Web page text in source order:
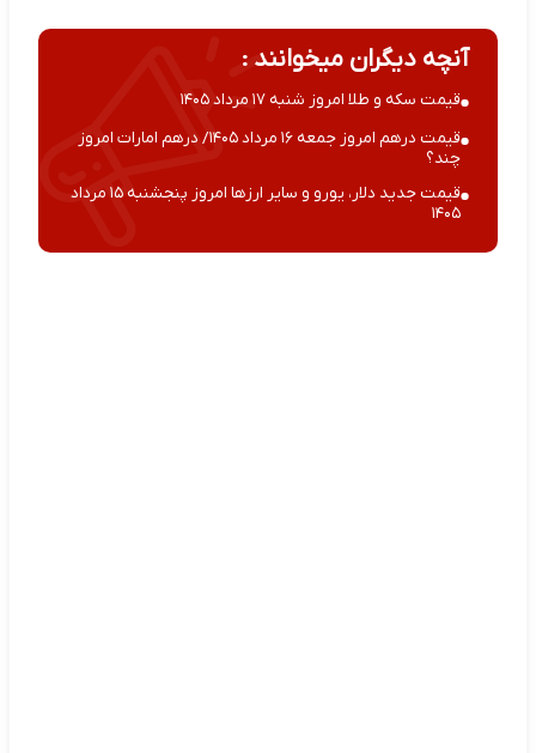
آنچه دیگران میخوانند :
قیمت سکه و طلا امروز شنبه ۱۷ مرداد ۱۴۰۵
قیمت درهم امروز جمعه ۱۶ مرداد ۱۴۰۵/ درهم امارات امروز
چند؟
قیمت جدید دلار، یورو و سایر ارزها امروز پنجشنبه ۱۵ مرداد
۱۴۰۵